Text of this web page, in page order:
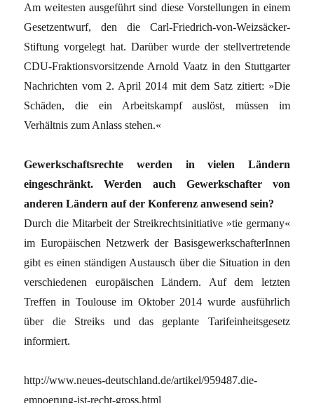
Am weitesten ausgeführt sind diese Vorstellungen in einem
Gesetzentwurf, den die Carl-Friedrich-von-Weizsäcker-
Stiftung vorgelegt hat. Darüber wurde der stellvertretende
CDU-Fraktionsvorsitzende Arnold Vaatz in den Stuttgarter
Nachrichten vom 2. April 2014 mit dem Satz zitiert: »Die
Schäden, die ein Arbeitskampf auslöst, müssen im
Verhältnis zum Anlass stehen.«
Gewerkschaftsrechte werden in vielen Ländern
eingeschränkt. Werden auch Gewerkschafter von
anderen Ländern auf der Konferenz anwesend sein?
Durch die Mitarbeit der Streikrechtsinitiative »tie germany«
im Europäischen Netzwerk der BasisgewerkschafterInnen
gibt es einen ständigen Austausch über die Situation in den
verschiedenen europäischen Ländern. Auf dem letzten
Treffen in Toulouse im Oktober 2014 wurde ausführlich
über die Streiks und das geplante Tarifeinheitsgesetz
informiert.
http://www.neues-deutschland.de/artikel/959487.die-
empoerung-ist-recht-gross.html